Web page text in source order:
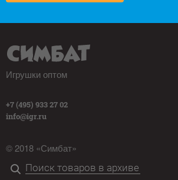
Игрушки оптом
+7 (495) 933 27 02
info@igr.ru
© 2018 «Симбат»